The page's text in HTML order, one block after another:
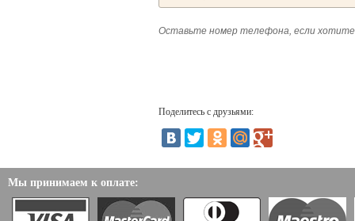
Оставьте номер телефона, если
Поделитесь с друзьями:
Мы принимаем к оплате: